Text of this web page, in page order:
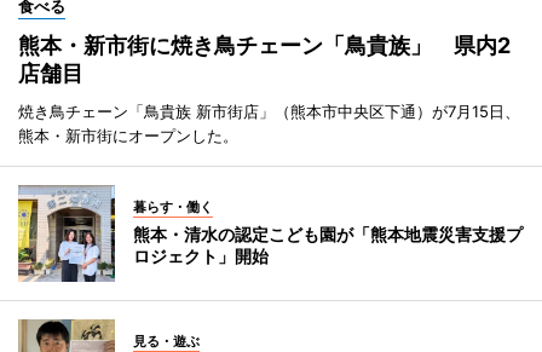
食べる
熊本・新市街に焼き鳥チェーン「鳥貴族」 県内2
店舗目
焼き鳥チェーン「鳥貴族 新市街店」（熊本市中央区下通）が7月15日、
熊本・新市街にオープンした。
暮らす・働く
熊本・清水の認定こども園が「熊本地震災害支援プ
ロジェクト」開始
見る・遊ぶ